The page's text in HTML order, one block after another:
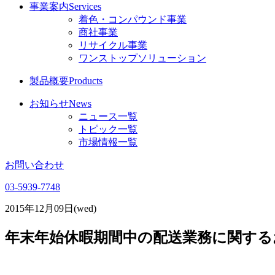
事業案内Services
着色・コンパウンド事業
商社事業
リサイクル事業
ワンストップソリューション
製品概要Products
お知らせNews
ニュース一覧
トピック一覧
市場情報一覧
お問い合わせ
03-5939-7748
2015年12月09日(wed)
年末年始休暇期間中の配送業務に関す